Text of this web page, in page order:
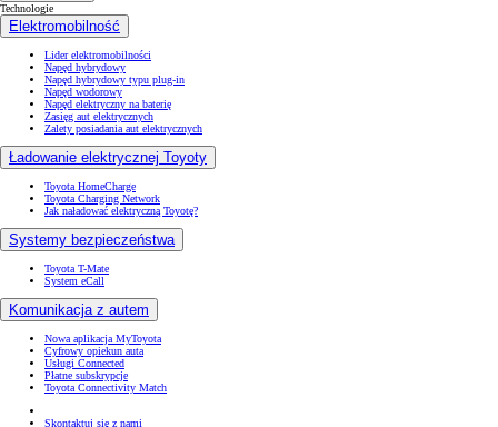
Technologie
Elektromobilność
Lider elektromobilności
Napęd hybrydowy
Napęd hybrydowy typu plug-in
Napęd wodorowy
Napęd elektryczny na baterię
Zasięg aut elektrycznych
Zalety posiadania aut elektrycznych
Ładowanie elektrycznej Toyoty
Toyota HomeCharge
Toyota Charging Network
Jak naładować elektryczną Toyotę?
Systemy bezpieczeństwa
Toyota T-Mate
System eCall
Komunikacja z autem
Nowa aplikacja MyToyota
Cyfrowy opiekun auta
Usługi Connected
Płatne subskrypcje
Toyota Connectivity Match
Skontaktuj się z nami